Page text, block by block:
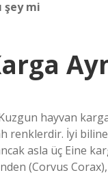
şey mi
hayvan
renklerdir. İyi
asla üç Eine
(Corvus